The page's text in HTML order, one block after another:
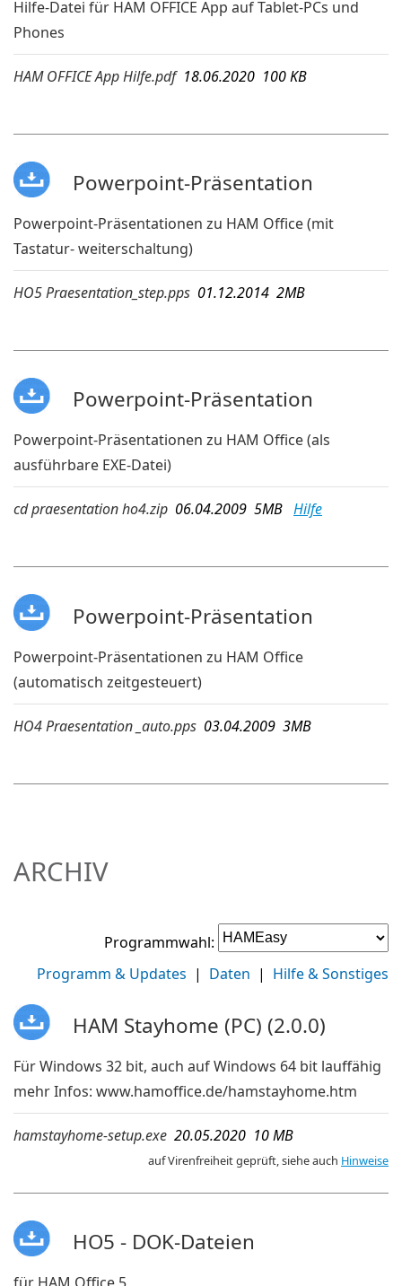
Hilfe-Datei für HAM OFFICE App auf Tablet-PCs und
Phones
HAM OFFICE App Hilfe.pdf18.06.2020 100 KB
Powerpoint-Präsentation
Powerpoint-Präsentationen zu HAM Office (mit
Tastatur- weiterschaltung)
HO5 Praesentation_step.pps 01.12.2014 2MB
Powerpoint-Präsentation
Powerpoint-Präsentationen zu HAM Office (als
ausführbare EXE-Datei)
cd praesentation ho4.zip 06.04.2009 5MB Hilfe
Powerpoint-Präsentation
Powerpoint-Präsentationen zu HAM Office
(automatisch zeitgesteuert)
HO4 Praesentation _auto.pps 03.04.2009 3MB
ARCHIV
Programmwahl:
Programm & Updates | Daten | Hilfe & Sonstiges
HAM Stayhome (PC) (2.0.0)
Für Windows 32 bit, auch auf Windows 64 bit lauffähig
mehr Infos: www.hamoffice.de/hamstayhome.htm
hamstayhome-setup.exe 20.05.2020 10 MB
auf Virenfreiheit geprüft, siehe auch Hinweise
HO5 - DOK-Dateien